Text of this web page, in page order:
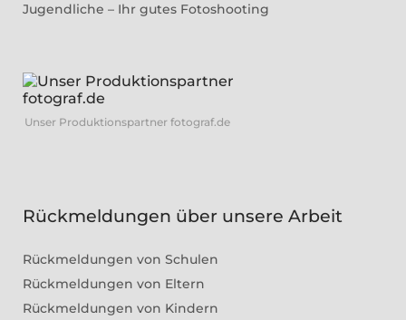
Jugendliche – Ihr gutes Fotoshooting
Unser Produktionspartner fotograf.de
Rückmeldungen über unsere Arbeit
Rückmeldungen von Schulen
Rückmeldungen von Eltern
Rückmeldungen von Kindern